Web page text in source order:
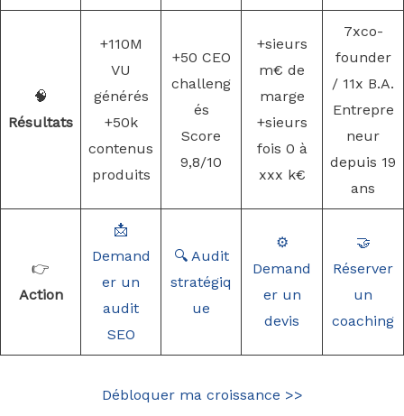
🧠
Résultats
+110M
VU
générés
+50k
contenus
produits
+50 CEO
challeng
és
Score
9,8/10
+sieurs
m€ de
marge
+sieurs
fois 0 à
xxx k€
7xco-
founder
/ 11x B.A.
Entrepre
neur
depuis 19
ans
👉
Action
📩
Demand
er un
audit
SEO
🔍 Audit
stratégiq
ue
⚙️
Demand
er un
devis
🤝
Réserver
un
coaching
Débloquer ma croissance >>